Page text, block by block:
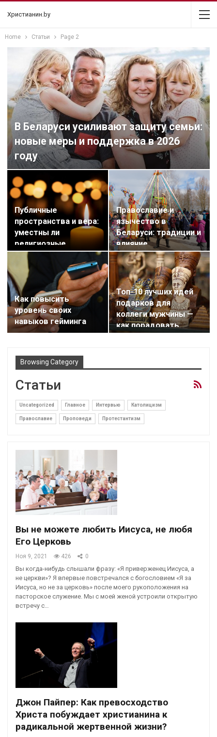
Христианин.by
Home Статьи Page 2
В Беларуси усиливают защиту семьи:
новые меры и поддержка в 2026
году
Публичные
пространства и вера:
уместны ли
религиозные
инициативы в…
Православие и
язычество в
Беларуси: традиции и
влияние
Как повысить
уровень своих
навыков гейминга
Топ-10 лучших идей
подарков для
коллеги мужчины —
как порадовать…
Browsing Category
Статьи
Uncategorized Главное Интервью Католицизм
Православие Проповеди Протестантизм
Вы не можете любить Иисуса, не любя
Его Церковь
Ноя 9, 2021 426 0
Вы когда-нибудь слышали фразу: «Я приверженец Иисуса, а
не церкви»? Я впервые повстречался с богословием «Я за
Иисуса, но не за церковь» после моего рукоположения на
пасторское служение. Мы с моей женой устроили открытую
встречу с…
Джон Пайпер: Как превосходство
Христа побуждает христианина к
радикальной жертвенной жизни?